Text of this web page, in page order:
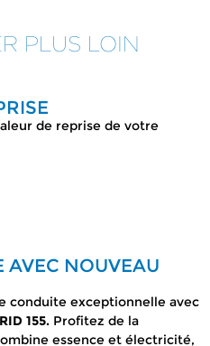
PLUS LOIN
de reprise de votre
AVEC NOUVEAU
conduite exceptionnelle avec
155. Profitez de la
essence et électricité,